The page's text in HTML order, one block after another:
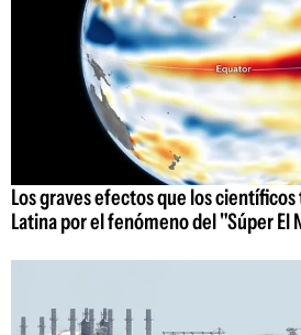
Los graves efectos que los
Latina por el fenómeno del "Súper El